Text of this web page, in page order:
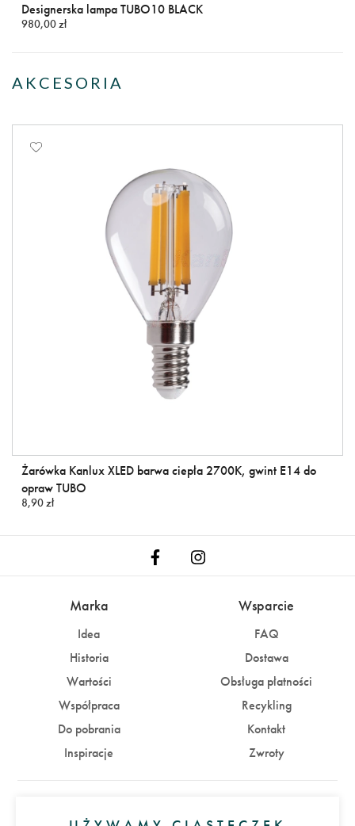
Designerska lampa TUBO10 BLACK
980,00 zł
AKCESORIA
Żarówka Kanlux XLED barwa ciepła 2700K, gwint E14 do
opraw TUBO
8,90 zł
Marka
Idea
Historia
Wartości
Współpraca
Do pobrania
Inspiracje
Wsparcie
FAQ
Dostawa
Obsługa płatności
Recykling
Kontakt
Zwroty